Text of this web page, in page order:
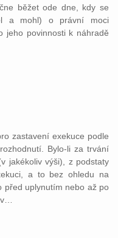
běžet ode dne, kdy se
a mohl) o právní moci
jeho povinnosti k náhradě
zastavení exekuce podle
Bylo-li za trvání
jakékoliv výši), z podstaty
a to bez ohledu na
před uplynutím nebo až po